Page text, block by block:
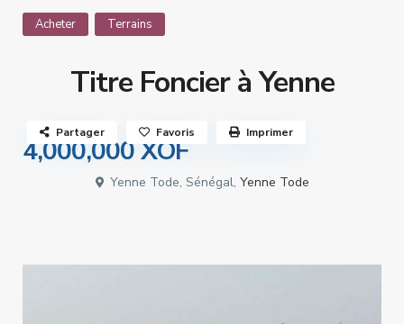
Acheter Terrains
Titre Foncier à Yenne
4,000,000 XOF
Yenne Tode, Sénégal, Yenne Tode
Partager Favoris Imprimer